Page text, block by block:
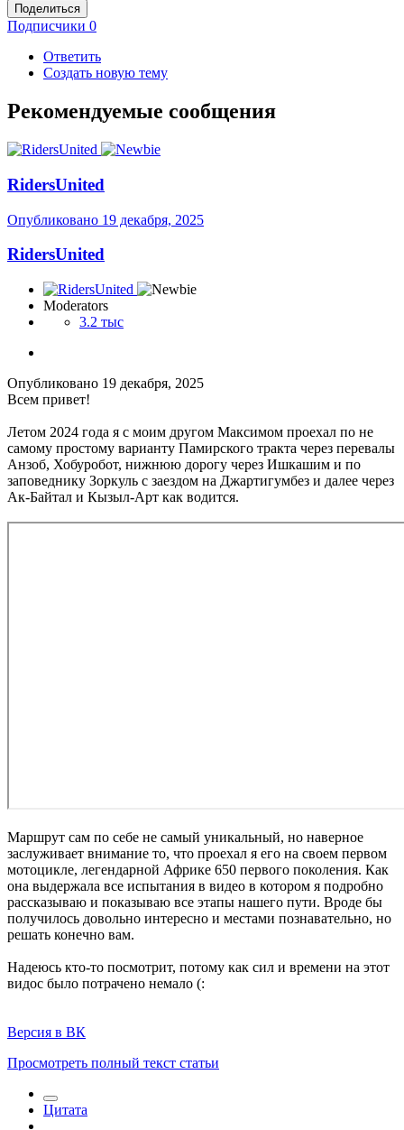
Поделиться
Подписчики 0
Ответить
Создать новую тему
Рекомендуемые сообщения
RidersUnited
Опубликовано 19 декабря, 2025
RidersUnited
Moderators
3.2 тыс
Опубликовано 19 декабря, 2025
Всем привет!
Летом 2024 года я с моим другом Максимом проехал по не
самому простому варианту Памирского тракта через перевалы
Анзоб, Хобуробот, нижнюю дорогу через Ишкашим и по
заповеднику Зоркуль с заездом на Джартигумбез и далее через
Ак-Байтал и Кызыл-Арт как водится.
Маршрут сам по себе не самый уникальный, но наверное
заслуживает внимание то, что проехал я его на своем первом
мотоцикле, легендарной Африке 650 первого поколения. Как
она выдержала все испытания в видео в котором я подробно
рассказываю и показываю все этапы нашего пути. Вроде бы
получилось довольно интересно и местами познавательно, но
решать конечно вам.
Надеюсь кто-то посмотрит, потому как сил и времени на этот
видос было потрачено немало (:
Версия в ВК
Просмотреть полный текст статьи
Цитата